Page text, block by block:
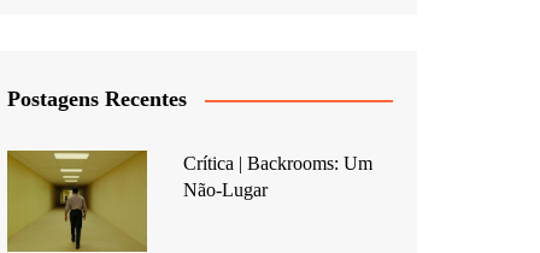
Postagens Recentes
Crítica | Backrooms: Um
Não-Lugar